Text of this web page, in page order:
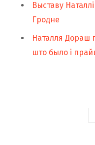
Выставу
Гродне
Наталля Дораш
што было і